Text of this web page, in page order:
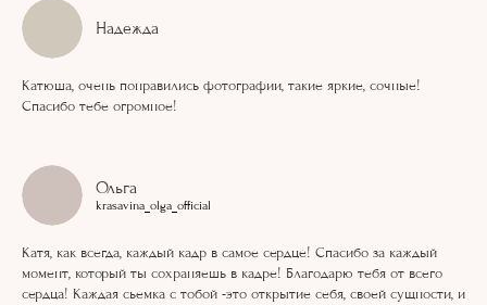
Надежда
Катюша, очень понравились фотографии, такие яркие, сочные!
Спасибо тебе огромное!
Ольга
krasavina_olga_official
Катя, как всегда, каждый кадр в самое сердце! Спасибо за каждый
момент, который ты сохраняешь в кадре! Благодарю тебя от всего
сердца! Каждая сьемка с тобой -это открытие себя, своей сущности, и